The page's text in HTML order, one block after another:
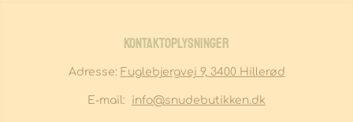
Kontaktoplysninger
Adresse: Fuglebjergvej 9, 3400 Hillerød
E-mail: info@snudebutikken.dk